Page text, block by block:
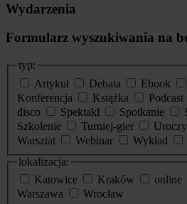
Wydarzenia
Formularz wyszukiwania na
typ:
Artykuł
Debata Ebook
Konferencja
Książka Podcast
disco
Spektakl Spotkanie
Szkolenie
Turniej-gier
Warsztat
Webinar Wykład
lokalizacja:
Katowice
Kraków online
Warszawa
Wrocław